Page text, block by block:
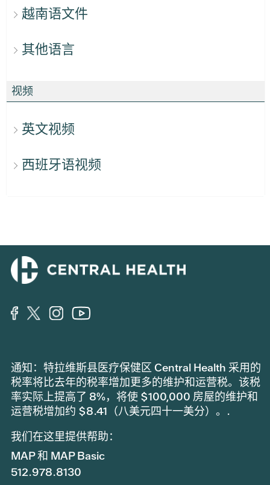
越南语文件
其他语言
视频
英文视频
西班牙语视频
通知：特拉维斯县医疗保健区 Central Health 采用的
税率将比去年的税率增加更多的维护和运营税。该税
率实际上提高了 8%，将使 $100,000 房屋的维护和
运营税增加约 $8.41（八美元四十一美分）。.
我们在这里提供帮助：
MAP 和 MAP Basic
512.978.8130